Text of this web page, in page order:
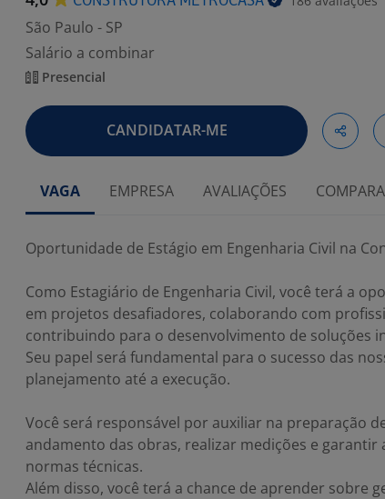
São Paulo - SP
Salário a combinar
Presencial
CANDIDATAR-ME
VAGA EMPRESA AVALIAÇÕES
Oportunidade de Estágio em Engenharia Civil na
Como Estagiário de Engenharia Civil, você terá a
em projetos desafiadores, colaborando com
contribuindo para o desenvolvimento de soluções
Seu papel será fundamental para o sucesso das
planejamento até a execução.
Você será responsável por auxiliar na preparação
andamento das obras, realizar medições e garantir
normas técnicas.
Além disso, você terá a chance de aprender sobre